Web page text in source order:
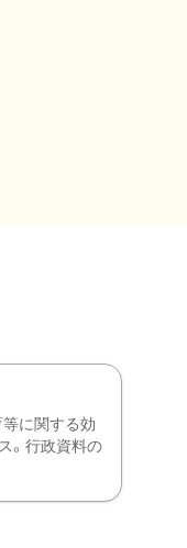
に関する効
。行政資料の